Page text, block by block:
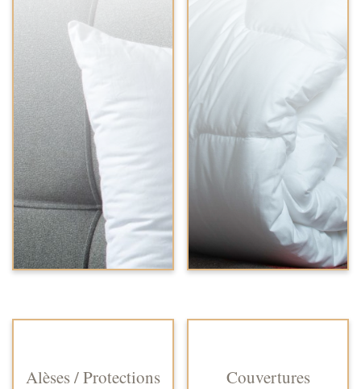
Alèses / Protections
Couvertures